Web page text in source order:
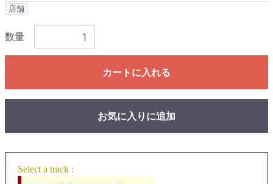
店舗
数量
カートに入れる
お気に入りに追加
Select a track :